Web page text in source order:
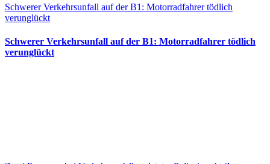
Schwerer Verkehrsunfall auf der B1: Motorradfahrer tödlich
verunglückt
Schwerer Verkehrsunfall auf der B1: Motorradfahrer tödlich
verunglückt